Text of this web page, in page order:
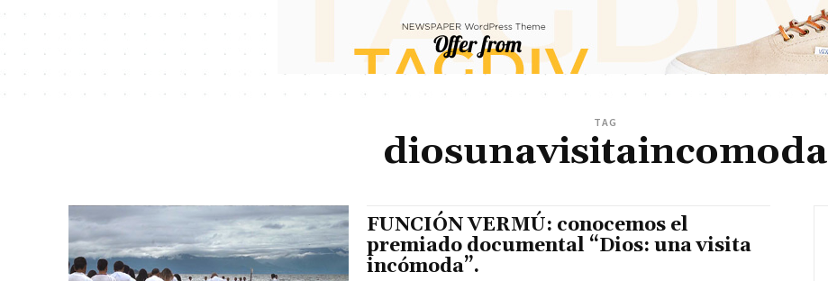
TAG
diosunavisitaincomoda
FUNCIÓN VERMÚ: conocemos el
premiado documental “Dios: una visita
incómoda”.